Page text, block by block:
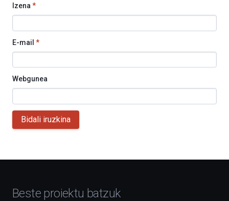
Izena*
E-mail *
Webgunea
Bidali iruzkina
Beste proiektu batzuk